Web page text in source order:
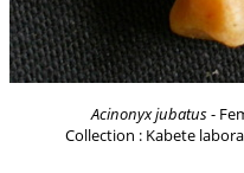
Acinonyx jubatus-
Collection : Kabete